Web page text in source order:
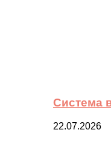
Система
22.07.2026